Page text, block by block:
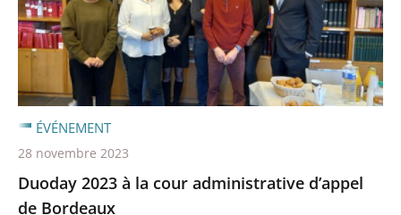
Duoday 2023 à la cour administrative d’appel
de Bordeaux
ÉVÉNEMENT
28 novembre 2023